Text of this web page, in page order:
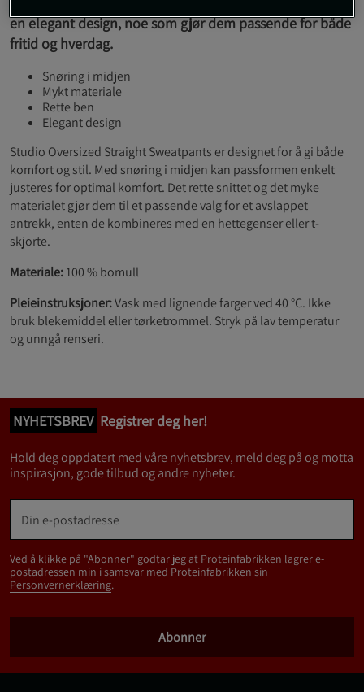
en elegant design, noe som gjør dem passende for både
fritid og hverdag.
Snøring i midjen
Mykt materiale
Rette ben
Elegant design
Studio Oversized Straight Sweatpants er designet for å gi både
komfort og stil. Med snøring i midjen kan passformen enkelt
justeres for optimal komfort. Det rette snittet og det myke
materialet gjør dem til et passende valg for et avslappet
antrekk, enten de kombineres med en hettegenser eller t-
skjorte.
Materiale:100 % bomull
Pleieinstruksjoner:Vask med lignende farger ved 40 °C. Ikke
bruk blekemiddel eller tørketrommel. Stryk på lav temperatur
og unngå renseri.
NYHETSBREV Registrer deg her!
Hold deg oppdatert med våre nyhetsbrev, meld deg på og motta
inspirasjon, gode tilbud og andre nyheter.
Ved å klikke på "Abonner" godtar jeg at Proteinfabrikken lagrer e-
postadressen min i samsvar med Proteinfabrikken sin
Personvernerklæring.
Abonner